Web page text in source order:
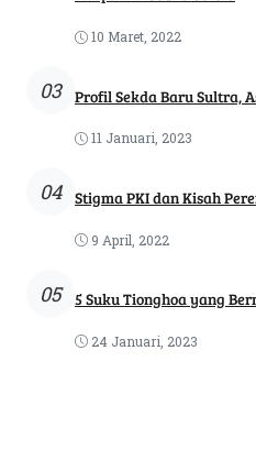
10 Maret, 2022
03 Profil Sekda Baru Sultra,
11 Januari, 2023
04 Stigma PKI dan Kisah
9 April, 2022
05 5 Suku Tionghoa yang
24 Januari, 2023